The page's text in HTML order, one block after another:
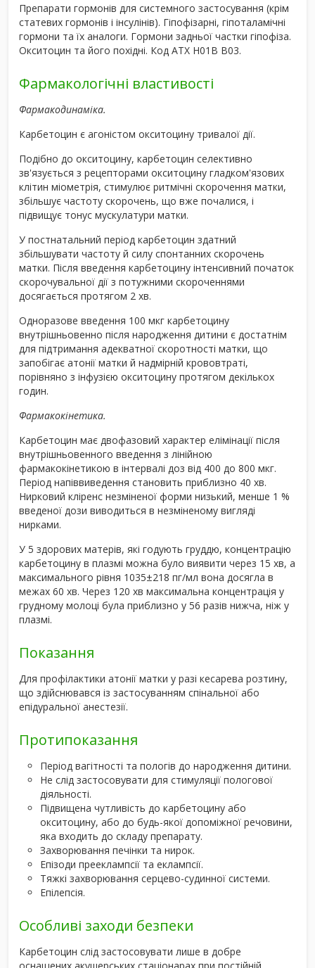
Препарати гормонів для системного застосування (крім
статевих гормонів і інсулінів). Гіпофізарні, гіпоталамічні
гормони та їх аналоги. Гормони задньої частки гіпофіза.
Окситоцин та його похідні. Код ATХ Н01В В03.
Фармакологічні властивості
Фармакодинаміка.
Карбетоцин є агоністом окситоцину тривалої дії.
Подібно до окситоцину, карбетоцин селективно
зв'язується з рецепторами окситоцину гладком'язових
клітин міометрія, стимулює ритмічні скорочення матки,
збільшує частоту скорочень, що вже почалися, і
підвищує тонус мускулатури матки.
У постнатальний період карбетоцин здатний
збільшувати частоту й силу спонтанних скорочень
матки. Після введення карбетоцину інтенсивний початок
скорочувальної дії з потужними скороченнями
досягається протягом 2 хв.
Одноразове введення 100 мкг карбетоцину
внутрішньовенно після народження дитини є достатнім
для підтримання адекватної скоротності матки, що
запобігає атонії матки й надмірній крововтраті,
порівняно з інфузією окситоцину протягом декількох
годин.
Фармакокінетика.
Карбетоцин має двофазовий характер елімінації після
внутрішньовенного введення з лінійною
фармакокінетикою в інтервалі доз від 400 до 800 мкг.
Період напіввиведення становить приблизно 40 хв.
Нирковий кліренс незміненої форми низький, менше 1 %
введеної дози виводиться в незміненому вигляді
нирками.
У 5 здорових матерів, які годують груддю, концентрацію
карбетоцину в плазмі можна було виявити через 15 хв, а
максимального рівня 1035±218 пг/мл вона досягла в
межах 60 хв. Через 120 хв максимальна концентрація у
грудному молоці була приблизно у 56 разів нижча, ніж у
плазмі.
Показання
Для профілактики атонії матки у разі кесарева розтину,
що здійснювався із застосуванням спінальної або
епідуральної анестезії.
Протипоказання
Період вагітності та пологів до народження дитини.
Не слід застосовувати для стимуляції пологової
діяльності.
Підвищена чутливість до карбетоцину або
окситоцину, або до будь-якої допоміжної речовини,
яка входить до складу препарату.
Захворювання печінки та нирок.
Епізоди прееклампсії та еклампсії.
Тяжкі захворювання серцево-судинної системи.
Епілепсія.
Особливі заходи безпеки
Карбетоцин слід застосовувати лише в добре